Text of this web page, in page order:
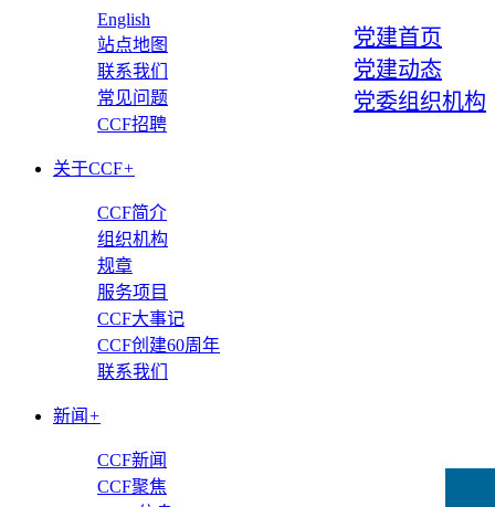
党建首页
党建动态
党委组织机构
English
站点地图
联系我们
常见问题
CCF招聘
关于CCF+
CCF简介
组织机构
规章
服务项目
CCF大事记
CCF创建60周年
联系我们
新闻 +
CCF新闻
CCF聚焦